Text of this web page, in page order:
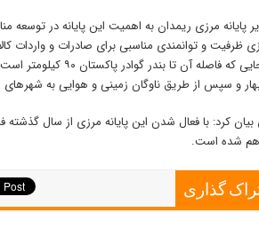
پایانه مرزی ریمدان به اهمیت این پایانه در توسعه
ظرفیت و توانمندی مناسبی برای صادرات و واردات
آنجایی که فاصله آن
و سپس از طریق ناوگان زمینی و هوایی به
کرد: با فعال شدن این پایانه مرزی از سال گذشته
شده است.
گذاری